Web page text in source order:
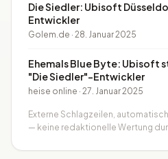
Die Siedler: Ubisoft
Entwickler
Golem.de · 28. Januar 2025
Ehemals Blue Byte: Ubisoft
"Die Siedler"-Entwickler
heise online · 27. Januar 2025
Externe Schlagzeilen,
— keine redaktionelle Wertung